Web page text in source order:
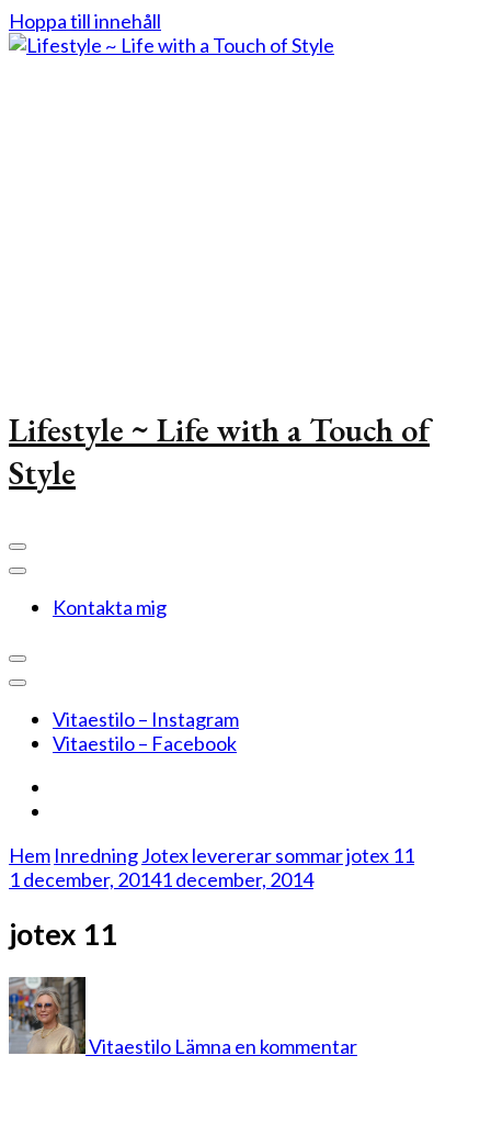
Hoppa till innehåll
Lifestyle ~ Life with a Touch of
Style
Kontakta mig
Vitaestilo – Instagram
Vitaestilo – Facebook
Hem InredningJotex levererar sommarjotex 11
1 december, 20141 december, 2014
jotex 11
Vitaestilo Lämna en kommentar